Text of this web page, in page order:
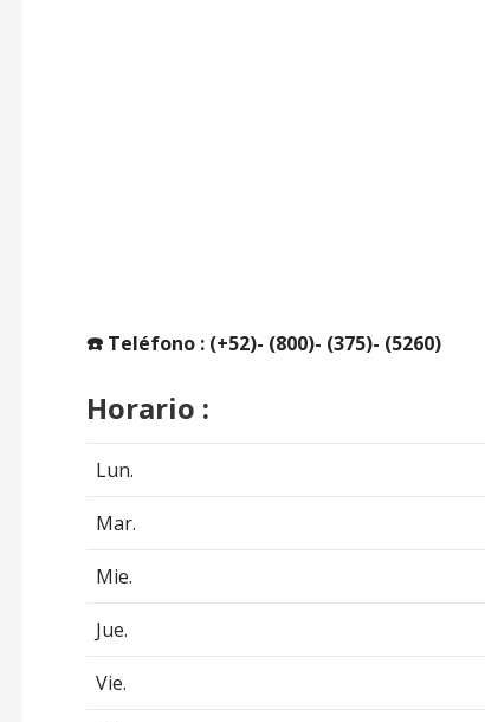
☎️ Teléfono : (+52)- (800)- (375)- (5260)
Horario :
Lun.
Mar.
Mie.
Jue.
Vie.